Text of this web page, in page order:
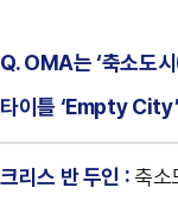
Q. OMA는 ‘축소도
타이틀 ‘Empty
크리스 반 두인 :축소